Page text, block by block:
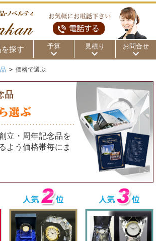
探す 予算
～50円
～300円 ～500円 ～1,000円
～2,000円 ～5,000円 ～10,000円
～15,000円 ～20,000円 ～30,000円
～50,000円 50,001円～
見積り お問合せ
> 価格で選ぶ
立・周年記念品を
よう価格帯毎にま